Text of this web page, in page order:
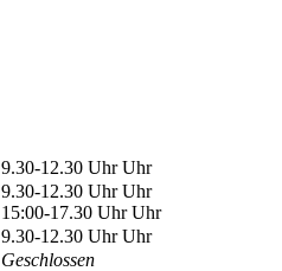
9.30-12.30 UhrUhr
9.30-12.30 UhrUhr
15:00-17.30 UhrUhr
9.30-12.30 UhrUhr
Geschlossen